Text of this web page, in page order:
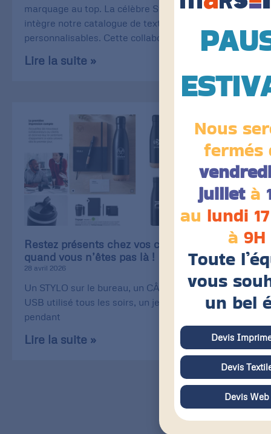
marquage au top. La célèbre Stanley/Stella
intègre notre catalogue de textiles
personnalisables. Cette collaboration
Lire la suite »
Restez présents chez vos clients, même
quand vous n’êtes pas là !
28 avril 2026
Un STYLO sur le bureau, un CÂBLE de recharge
USB utilisé tous les soirs, un jeu de CARTE utilisé
pendant
Lire la suite »
Nous
fermés
juilletà
au lundi
à 9H
Toute
vous
un bel
Devis
Devis
Devis Web